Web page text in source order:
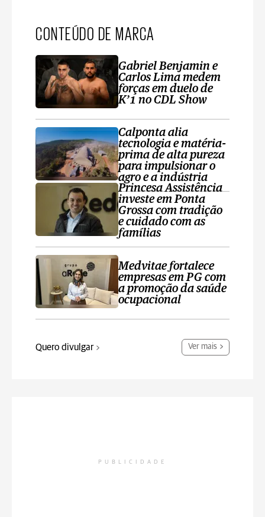
CONTEÚDO DE MARCA
Gabriel Benjamin e
Carlos Lima medem
forças em duelo de
K’1 no CDL Show
Calponta alia
tecnologia e matéria-
prima de alta pureza
para impulsionar o
agro e a indústria
Princesa Assistência
investe em Ponta
Grossa com tradição
e cuidado com as
famílias
Medvitae fortalece
empresas em PG com
a promoção da saúde
ocupacional
Quero divulgar Ver mais
PUBLICIDADE